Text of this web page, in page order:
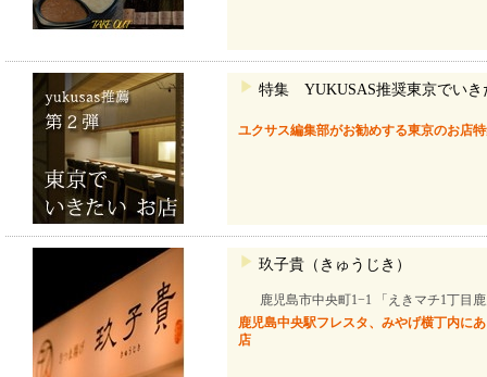
特集 YUKUSAS推奨東京でいき
ユクサス編集部がお勧めする東京のお店
玖子貴（きゅうじき）
鹿児島市中央町1−1 「えきマチ1丁目
鹿児島中央駅フレスタ、みやげ横丁内に
店